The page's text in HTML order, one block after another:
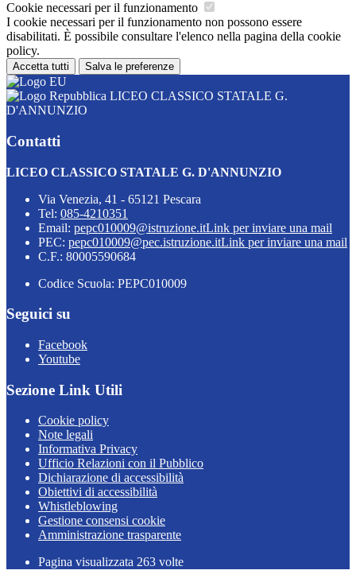
Cookie necessari per il funzionamento
I cookie necessari per il funzionamento non possono essere
disabilitati. È possibile consultare l'elenco nella pagina della cookie
policy.
Accetta tutti Salva le preferenze
LICEO CLASSICO STATALE G.
D'ANNUNZIO
Contatti
LICEO CLASSICO STATALE G. D'ANNUNZIO
Via Venezia, 41 - 65121 Pescara
Tel: 085-4210351
Email: pepc010009@istruzione.itLink per inviare una mail
PEC: pepc010009@pec.istruzione.itLink per inviare una mail
C.F.: 80005590684
Codice Scuola: PEPC010009
Seguici su
Facebook
Youtube
Sezione Link Utili
Cookie policy
Note legali
Informativa Privacy
Ufficio Relazioni con il Pubblico
Dichiarazione di accessibilità
Obiettivi di accessibilità
Whistleblowing
Gestione consensi cookie
Amministrazione trasparente
Pagina visualizzata 263 volte